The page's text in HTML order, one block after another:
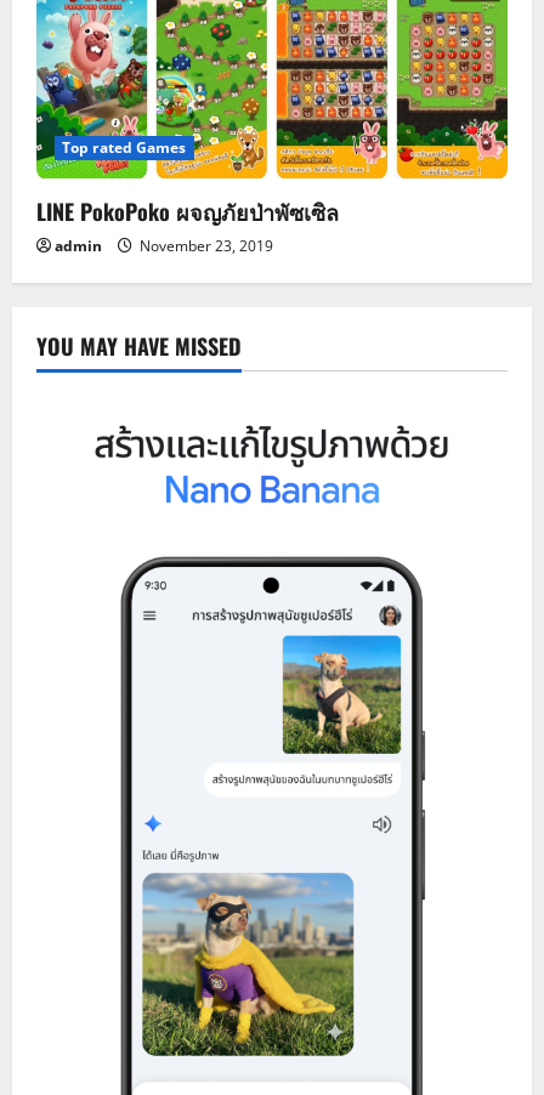
Top rated Games
LINE PokoPoko ผจญภัยป่าพัซเซิล
admin November 23, 2019
YOU MAY HAVE MISSED